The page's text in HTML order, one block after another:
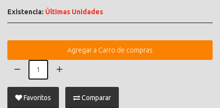
Existencia: Últimas Unidades
Agregar a Carro de compras
Favoritos Comparar